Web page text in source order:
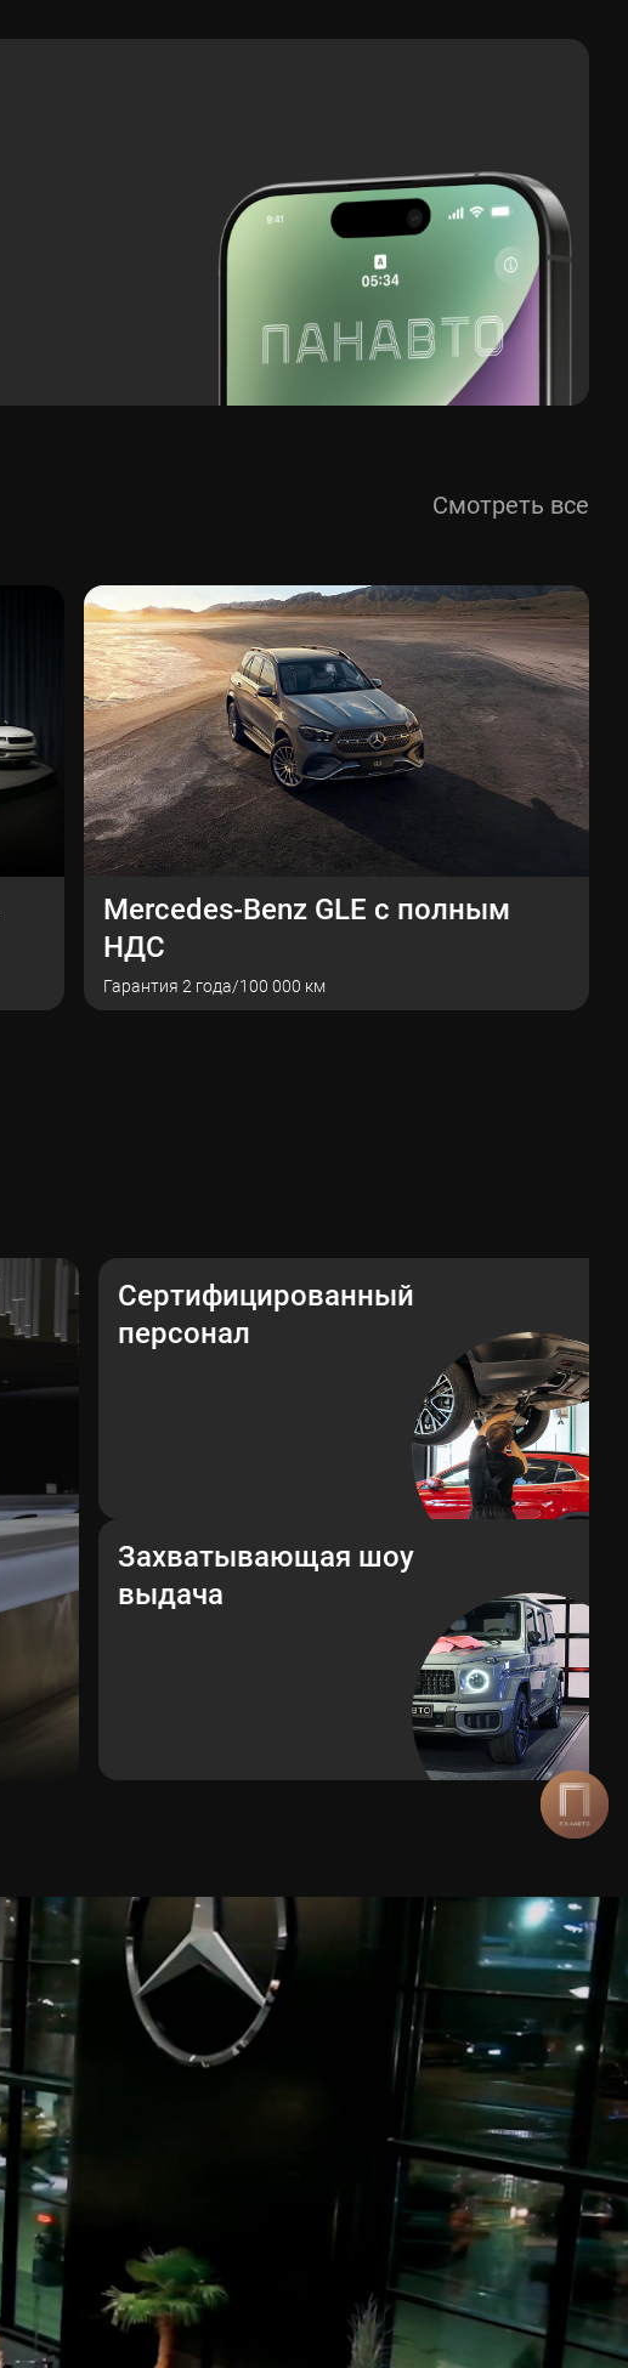
Смотреть все
Mercedes-Benz GLE с полным
НДС
Гарантия 2 года/100 000 км
Сертифицированный
персонал
Захватывающая шоу
выдача